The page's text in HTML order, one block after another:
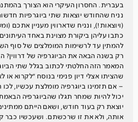
בעברית. החסרון העיקרי הוא הצורך
נניח שהחודש יוצאות שתי ביוגרפיות
(ויוצאות!), ונניח שדארווין מעניין אתכם
כתבו עליהן ביקורת מצוינת באחד
להמתין עד לרשימות המומלצים של סוף
רק בשנה הבאה את הביוגרפיה של
המאמר הזה החלטתי לכתוב בגלל שתי
שהציתו אצלי דיון פנימי בנוסח ״לקרוא או
– אם תזמינו ביוגרפיה מומלצת עכשיו,
יכול להיות שמחר תגלו שהביוגרפיה
יוצאת רק בעוד חודש, ושאם הייתם
אותה, ולא את זו שרכשתם. ושעכשיו כבר